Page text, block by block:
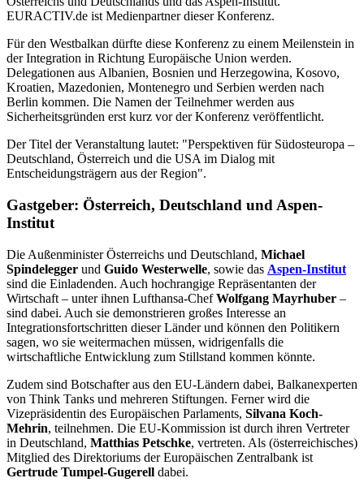
EURACTIV.de ist Medienpartner dieser Konferenz.
Für den Westbalkan dürfte diese Konferenz zu einem Meilenstein in
der Integration in Richtung Europäische Union werden.
Delegationen aus Albanien, Bosnien und Herzegowina, Kosovo,
Kroatien, Mazedonien, Montenegro und Serbien werden nach
Berlin kommen. Die Namen der Teilnehmer werden aus
Sicherheitsgründen erst kurz vor der Konferenz veröffentlicht.
Der Titel der Veranstaltung lautet: "Perspektiven für Südosteuropa –
Deutschland, Österreich und die USA im Dialog mit
Entscheidungsträgern aus der Region".
Gastgeber: Österreich, Deutschland und Aspen-
Institut
Die Außenminister Österreichs und Deutschland, Michael
Spindelegger und Guido Westerwelle, sowie das Aspen-Institut
sind die Einladenden. Auch hochrangige Repräsentanten der
Wirtschaft – unter ihnen Lufthansa-ChefWolfgang Mayrhuber –
sind dabei. Auch sie demonstrieren großes Interesse an
Integrationsfortschritten dieser Länder und können den Politikern
sagen, wo sie weitermachen müssen, widrigenfalls die
wirtschaftliche Entwicklung zum Stillstand kommen könnte.
Zudem sind Botschafter aus den EU-Ländern dabei, Balkanexperten
von Think Tanks und mehreren Stiftungen. Ferner wird die
Vizepräsidentin des Europäischen Parlaments, Silvana Koch-
Mehrin, teilnehmen. Die EU-Kommission ist durch ihren Vertreter
in Deutschland, Matthias Petschke, vertreten. Als (österreichisches)
Mitglied des Direktoriums der Europäischen Zentralbank ist
Gertrude Tumpel-Gugerell dabei.